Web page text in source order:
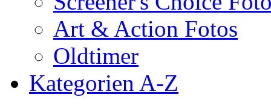
Art & Action Fotos
Oldtimer
Kategorien A-Z